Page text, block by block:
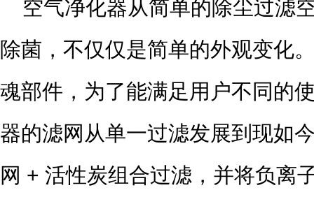
空气净化器从简单的除尘过滤
除菌，不仅仅是简单的外观变化
魂部件，为了能满足用户不同的
器的滤网从单一过滤发展到现如
网 + 活性炭组合过滤，并将负离